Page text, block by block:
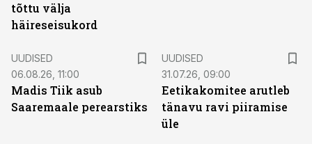
tõttu välja
häireseisukord
UUDISED
06.08.26, 11:00
Madis Tiik asub
Saaremaale perearstiks
UUDISED
31.07.26, 09:00
Eetikakomitee arutleb
tänavu ravi piiramise
üle